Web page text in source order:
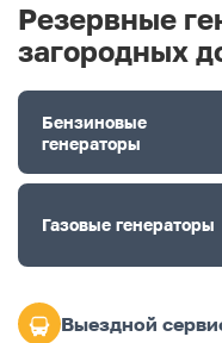
Резервные
загородных
Бензиновые
генераторы
Газовые генераторы
Выездной